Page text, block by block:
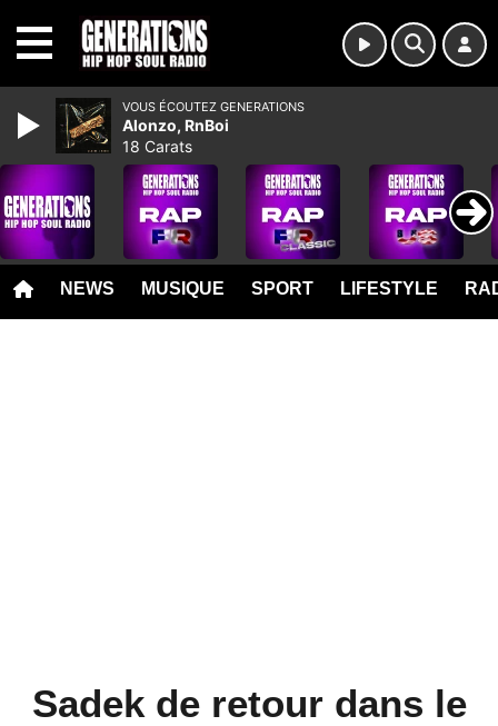
NEWS MUSIQUE SPORT LIFESTYLE
Sadek de retour dans le
VOUS ÉCOUTEZ GENERATIONS
Alonzo, RnBoi
18 Carats